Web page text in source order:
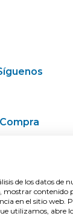
Compra
de los datos de
mostrar contenido
en el sitio web.
utilizamos, abre